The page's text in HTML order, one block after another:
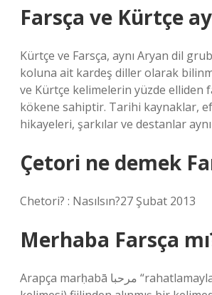
Farsça ve Kürtçe
Kürtçe ve Farsça, aynı Aryan dil
koluna ait kardeş diller olarak
ve Kürtçe kelimelerin yüzde elliden
kökene sahiptir. Tarihi kaynaklar,
hikayeleri, şarkılar ve destanlar
Çetori ne demek
Chetori? : Nasılsın?27 Şubat 2013
Merhaba Farsça
Arapça marḥabā مرحبا “rahatlamayla” (hoş geldin